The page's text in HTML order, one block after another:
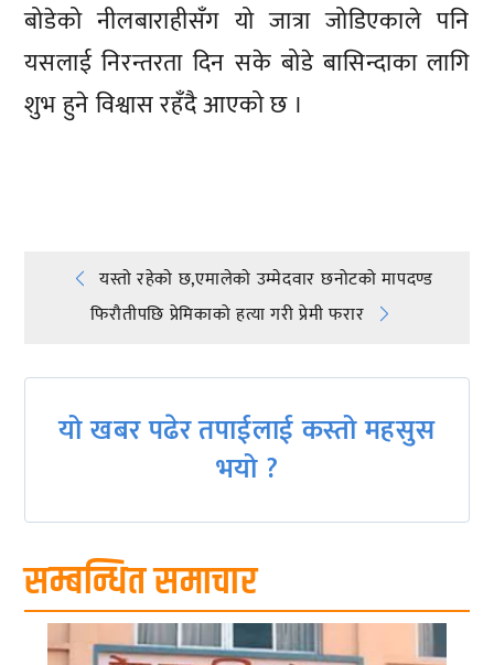
बोडेको नीलबाराहीसँग यो जात्रा जोडिएकाले पनि
यसलाई निरन्तरता दिन सके बोडे बासिन्दाका लागि
शुभ हुने विश्वास रहँदै आएको छ ।
Post
navigation
यस्ताे रहेकाे छ,एमालेकाे उम्मेदवार छनोटको मापदण्ड
फिरौतीपछि प्रेमिकाको हत्या गरी प्रेमी फरार
यो खबर पढेर तपाईलाई कस्तो महसुस
भयो ?
सम्बन्धित समाचार